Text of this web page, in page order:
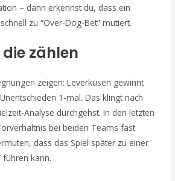
– dann erkennst du, dass ein
zu “Over‑Dog‑Bet” mutiert.
zählen
zeigen: Leverkusen gewinnt
1‑mal. Das klingt nach
durchgehst. In den letzten
bei beiden Teams fast
dass das Spiel später zu einer
führen kann.